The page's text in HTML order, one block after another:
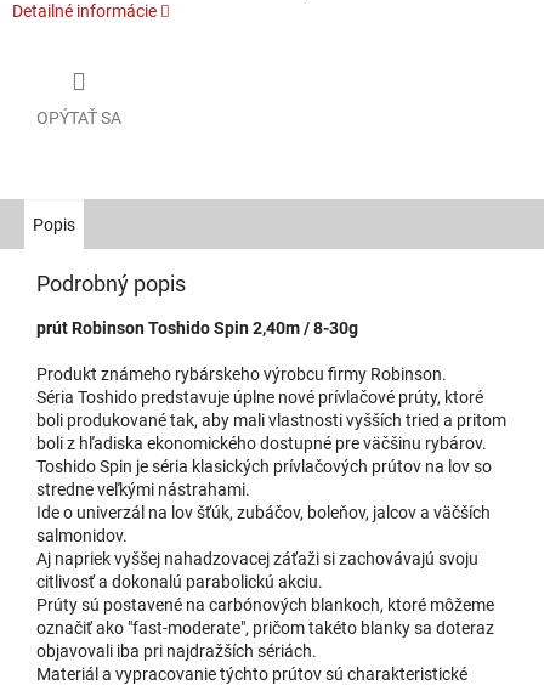
Detailné informácie
OPÝTAŤ SA
Popis
Podrobný popis
prút Robinson Toshido Spin 2,40m / 8-30g
Produkt známeho rybárskeho výrobcu firmy Robinson.
Séria Toshido predstavuje úplne nové prívlačové prúty, ktoré
boli produkované tak, aby mali vlastnosti vyšších tried a pritom
boli z hľadiska ekonomického dostupné pre väčšinu rybárov.
Toshido Spin je séria klasických prívlačových prútov na lov so
stredne veľkými nástrahami.
Ide o univerzál na lov šťúk, zubáčov, boleňov, jalcov a väčších
salmonidov.
Aj napriek vyššej nahadzovacej záťaži si zachovávajú svoju
citlivosť a dokonalú parabolickú akciu.
Prúty sú postavené na carbónových blankoch, ktoré môžeme
označiť ako "fast-moderate", pričom takéto blanky sa doteraz
objavovali iba pri najdražších sériách.
Materiál a vypracovanie týchto prútov sú charakteristické